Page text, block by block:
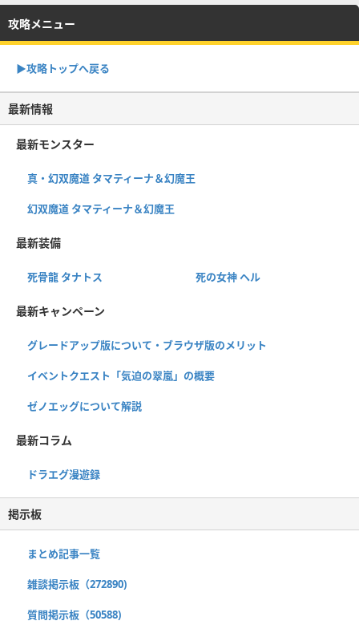
攻略メニュー
▶︎攻略トップへ戻る
最新情報
最新モンスター
真・幻双魔道 タマティーナ＆幻魔王
幻双魔道 タマティーナ＆幻魔王
最新装備
死骨龍 タナトス 死の女神 ヘル
最新キャンペーン
グレードアップ版について・ブラウザ版のメリット
イベントクエスト「気迫の翠嵐」の概要
ゼノエッグについて解説
最新コラム
ドラエグ漫遊録
掲示板
まとめ記事一覧
雑談掲示板（272890)
質問掲示板（50588)